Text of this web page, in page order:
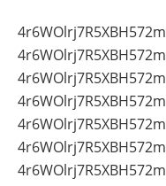
4r6WOlrj7R5XBH572m
4r6WOlrj7R5XBH572m
4r6WOlrj7R5XBH572m
4r6WOlrj7R5XBH572m
4r6WOlrj7R5XBH572m
4r6WOlrj7R5XBH572m
4r6WOlrj7R5XBH572m